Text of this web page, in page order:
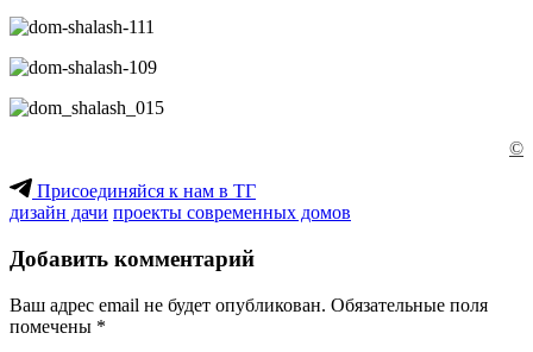
©
Присоединяйся к нам в ТГ
дизайн дачи проекты современных домов
Добавить комментарий
Ваш адрес email не будет опубликован. Обязательные поля
помечены *